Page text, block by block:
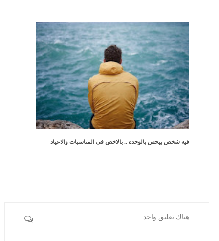
فيه شخص بيحس بالوحدة .. بالاخص فى المناسبات والاعياد
هناك تعليق واحد: